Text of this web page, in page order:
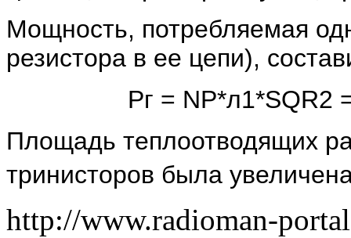
Мощность, потребляемая
резистора в ее цепи),
Рг = NP*л1*SQR2
Площадь теплоотводящих
тринисторов была
http://www.radioman-